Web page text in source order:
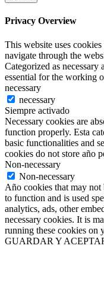
Privacy Overview
This website uses
navigate through the
Categorized as necessary
essential for the working
necessary
necessary
Siempre activado
Necessary cookies are
function properly. Esta
basic functionalities and
cookies do not store año
Non-necessary
Non-necessary
Año cookies that may not
to function and is used
analytics, ads, other
necessary cookies. It is
running these cookies on
GUARDAR Y